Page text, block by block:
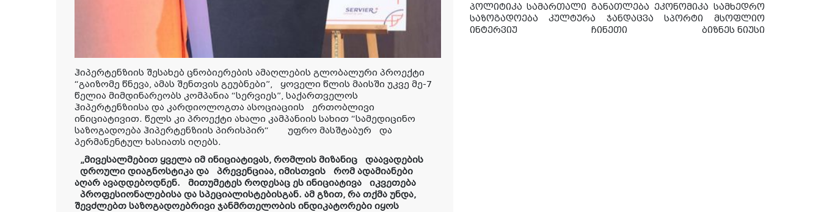
ჰიპერტენზიის შესახებ ცნობიერების ამაღლების გლობალური პროექტი
“გაიზომე წნევა, ამას შენთვის გეუბნები”,
ყოველი წლის მაისში უკვე მე-7
წელია მიმდინარეობს კომპანია “სერვიეს”, საქართველოს
ჰიპერტენზიისა და კარდიოლოგთა ასოციაციის
ერთობლივი
ინიციატივით. წელს კი პროექტი ახალი კამპანიის სახით “სამედიცინო
საზოგადოება ჰიპერტენზიის პირისპირ“ უფრო მასშტაბურ
და
პერმანენტულ ხასიათს იღებს.
„მივესალმებით ყველა იმ ინიციატივას, რომლის მიზანიც დაავადების
დროული დიაგნოსტიკა და პრევენციაა, იმისთვის რომ ადამიანები
აღარ ავადდებოდნენ. მითუმეტეს როდესაც ეს ინიციატივა იკვეთება
პროფესიონალებისა და სპეციალისტებისგან. ამ გზით, რა თქმა უნდა,
შევძლებთ საზოგადოებრივი ჯანმრთელობის ინდიკატორები იყოს
პოლიტიკა სამართალი განათლება ეკონომიკა სამხედრო
საზოგადოება
კულტურა ჯანდაცვა სპორტი
მსოფლიო
ინტერვიუ
ჩინეთი ბიზნეს ნიუსი